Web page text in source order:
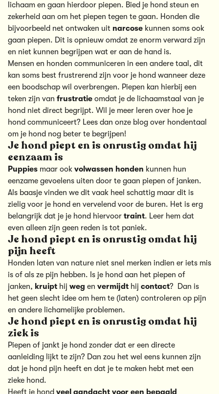
lichaam en gaan hierdoor piepen. Bied je hond steun en
zekerheid aan om het piepen tegen te gaan. Honden die
bijvoorbeeld net ontwaken uit narcose kunnen soms ook
gaan piepen. Dit is opnieuw omdat ze enorm verward zijn
en niet kunnen begrijpen wat er aan de hand is.
Mensen en honden communiceren in een andere taal, dit
kan soms best frustrerend zijn voor je hond wanneer deze
een boodschap wil overbrengen. Piepen kan hierbij een
teken zijn van frustratie omdat je de lichaamstaal van je
hond niet direct begrijpt. Wil je meer leren over hoe je
hond communiceert? Lees dan onze blog over hondentaal
om je hond nog beter te begrijpen!
Je hond piept en is onrustig omdat hij
eenzaam is
Puppies maar ook volwassen honden kunnen hun
eenzame gevoelens uiten door te gaan piepen of janken.
Als baasje vinden we dit vaak heel schattig maar dit is
zielig voor je hond en vervelend voor de buren. Het is erg
belangrijk dat je je hond hiervoor traint. Leer hem dat
even alleen zijn geen reden is tot paniek.
Je hond piept en is onrustig omdat hij
pijn heeft
Honden laten van nature niet snel merken indien er iets mis
is of als ze pijn hebben. Is je hond aan het piepen of
janken, kruipt hij weg en vermijdt hij contact? Dan is
het geen slecht idee om hem te (laten) controleren op pijn
en andere lichamelijke problemen.
Je hond piept en is onrustig omdat hij
ziek is
Piepen of jankt je hond zonder dat er een directe
aanleiding lijkt te zijn? Dan zou het wel eens kunnen zijn
dat je hond pijn heeft en dat je te maken hebt met een
zieke hond.
Heeft je hond veel aandacht voor een bepaald